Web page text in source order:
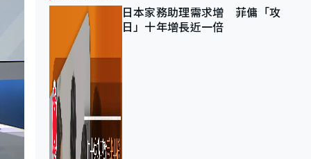
日本家務助理需求增 菲傭「攻
日」十年增長近一倍